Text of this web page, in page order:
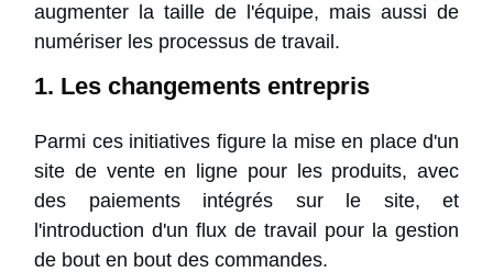
augmenter la taille de l'équipe, mais aussi de
numériser les processus de travail.
1. Les changements entrepris
Parmi ces initiatives figure la mise en place d'un
site de vente en ligne pour les produits, avec
des paiements intégrés sur le site, et
l'introduction d'un flux de travail pour la gestion
de bout en bout des commandes.